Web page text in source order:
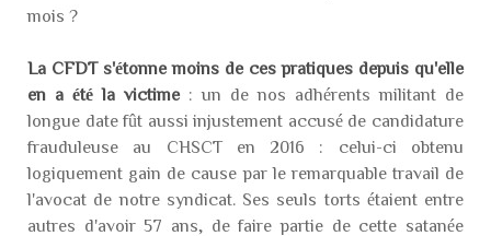
mois ?
La CFDT s'étonne moins de ces pratiques depuis qu'elle
en a été la victime: un de nos adhérents militant de
longue date fût aussi injustement accusé de candidature
frauduleuse au CHSCT en 2016 : celui-ci obtenu
logiquement gain de cause par le remarquable travail de
l'avocat de notre syndicat. Ses seuls torts étaient entre
autres d'avoir 57 ans, de faire partie de cette satanée